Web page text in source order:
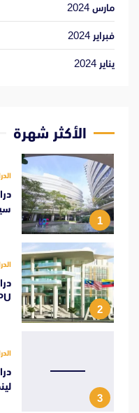
مارس 2024
فبراير 2024
يناير 2024
الأكثر شهرة
1
2
3